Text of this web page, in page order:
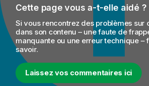
Cette page vous a-t-elle aidé ?
Si vous rencontrez des problèmes sur
dans son contenu – une faute de
manquante ou une erreur technique –
savoir.
Laissez vos commentaires ici